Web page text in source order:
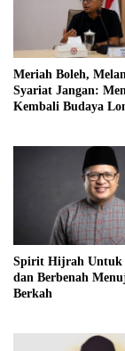
Meriah Boleh,
Syariat Jangan:
Kembali Budaya
Spirit Hijrah Untuk
dan Berbenah
Berkah